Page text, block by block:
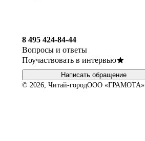
8 495 424-84-44
Вопросы и ответы
Поучаствовать в интервью
Написать обращение
© 2026, Читай-городООО «ГРАМОТА»